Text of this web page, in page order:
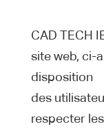
CAD TECH
site web, ci-
disposition
des
respecter